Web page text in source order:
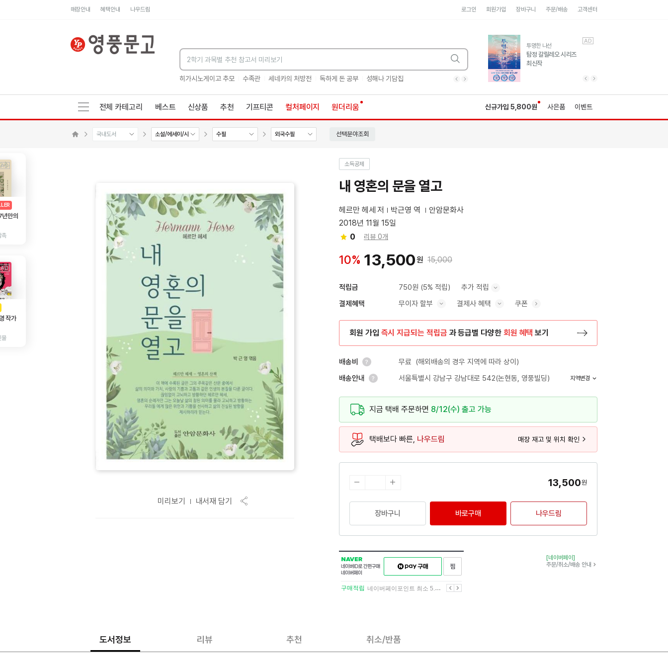
매장안내 혜택안내 나우드림 로그인 회원가입 장바구니 주문/배송 고객센터
히가시노게이고 추모 수족관 세네카의 처방전 독하게 돈 공부 성해나 기담집 히가시노게이고 추모 수족관 독하게 돈 공부
유럽 도시 기행3
풍성한 서사와 인문학적
통찰!
AD
투명한 나선
탐정 갈릴레오 시리즈
최신작
AD
전체 카테고리 베스트 신상품 추천 기프티콘 컬처페이지 원더리움 신규가입 5,800원 사은품 이벤트
국내도서 소설/에세이/시 수필 외국수필 선택분야조회
AD
년만의
촉
AD
작가
물
미리보기 내서재 담기
소득공제
내 영혼의 문을 열고
헤르만 헤세 저 박근영 역
안암문화사
2018년 11월 15일
0
리뷰 0개
10% 13,500원 15,000
적립금 750원 (5% 적립) 추가 적립
결제혜택 무이자 할부 결제사 혜택 쿠폰
회원 가입 즉시 지급되는 적립금 과 등급별 다양한 회원 혜택 보기
배송비 무료 (해외배송의 경우 지역에 따라 상이)
배송안내
서울특별시 강남구 강남대로 542(논현동, 영풍빌딩) 지역변경
지금 택배 주문하면 8/12(수) 출고 가능
택배보다 빠른, 나우드림 매장 재고 및 위치 확인
13,500원
장바구니 바로구매 나우드림
NAVER
네이버
ID로
간편구매
네이버페이
구매하기
이전
구매적립 네이버페이포인트 최소 5.5% 적립 다음
[네이버페이]
주문/취소/배송 안내
도서정보 리뷰 추천 취소/반품